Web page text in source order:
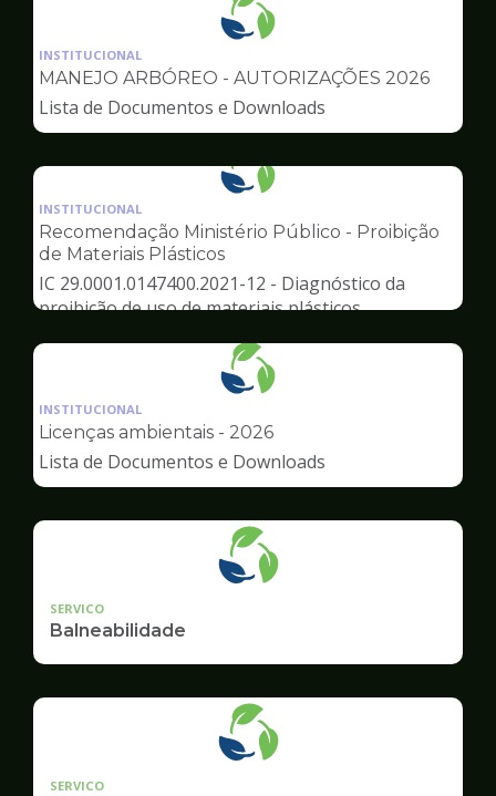
Ilustração
pagina
Meio
INSTITUCIONAL
MANEJO ARBÓREO - AUTORIZAÇÕES 2026
Lista de Documentos e Downloads
Ilustração
pagina
Meio
Ambiente
INSTITUCIONAL
Recomendação Ministério Público - Proibição
de Materiais Plásticos
IC 29.0001.0147400.2021-12 - Diagnóstico da
proibição de uso de materiais plásticos
Ilustração
pagina
Meio
INSTITUCIONAL
Licenças ambientais - 2026
Lista de Documentos e Downloads
SERVICO
Balneabilidade
SERVICO